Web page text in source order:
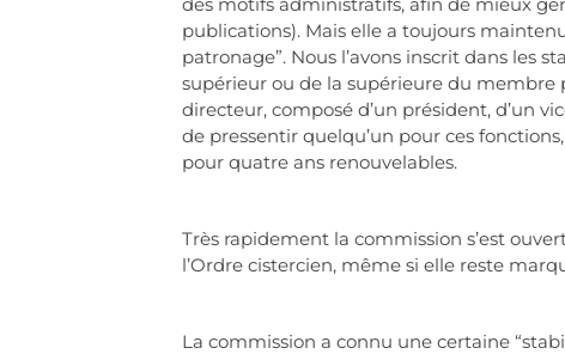
publications). Mais elle a toujours
patronage”. Nous l’avons inscrit dans les
supérieur ou de la supérieure du membre
directeur, composé d’un président, d’un
de pressentir quelqu’un pour ces
pour quatre ans renouvelables.
Très rapidement la commission s’est
l’Ordre cistercien, même si elle reste
La commission a connu une certaine